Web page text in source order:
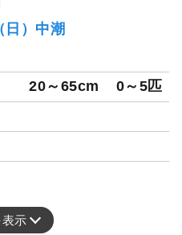
日）中潮
20～65cm 0～5匹
示